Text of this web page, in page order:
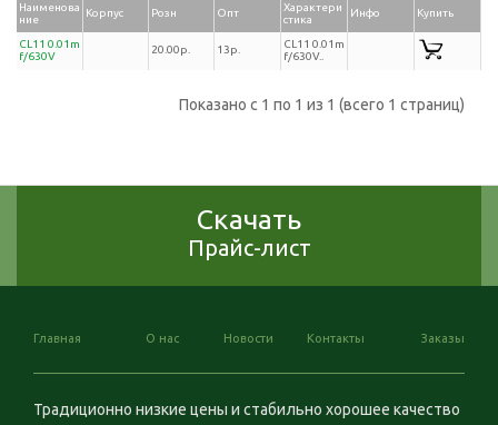
Наименова
ние
Корпус Розн Опт
Характери
стика
Инфо Купить
CL11 0.01m
f/630V
20.00р. 13р.
CL11 0.01m
f/630V..
Показано с 1 по 1 из 1 (всего 1 страниц)
Скачать
Прайс-лист
Главная О нас Новости Контакты Заказы
Традиционно низкие цены и стабильно хорошее качество